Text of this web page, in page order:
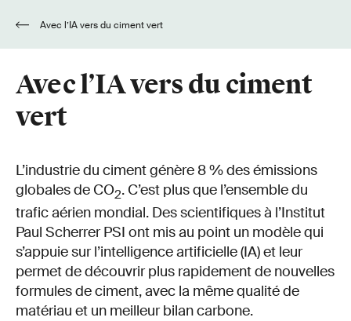
Avec l’IA vers du ciment vert
Avec l’IA vers du ciment
vert
L’industrie du ciment génère 8 % des émissions
globales de CO2. C’est plus que l’ensemble du
trafic aérien mondial. Des scientifiques à l’Institut
Paul Scherrer PSI ont mis au point un modèle qui
s’appuie sur l’intelligence artificielle (IA) et leur
permet de découvrir plus rapidement de nouvelles
formules de ciment, avec la même qualité de
matériau et un meilleur bilan carbone.